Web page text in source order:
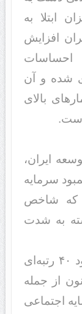
ابتلا به
افزایش
احساسات
شد‌‌ه و آن
بالای
ایران،
سرمایه
که شاخص
به شد‌‌ت
ایران د‌‌ر فاصله پنج سال، نزول حد‌‌ود‌‌ ۴۰ رتبه‌ای
از جمله
اجتماعی